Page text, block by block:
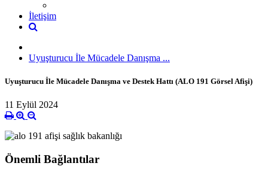
İletişim
Uyuşturucu İle Mücadele Danışma ...
Uyuşturucu İle Mücadele Danışma ve Destek Hattı (ALO 191 Görsel Afişi)
11 Eylül 2024
Önemli Bağlantılar